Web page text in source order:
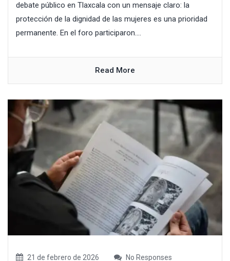
debate público en Tlaxcala con un mensaje claro: la
protección de la dignidad de las mujeres es una prioridad
permanente. En el foro participaron....
Read More
21 de febrero de 2026 No Responses